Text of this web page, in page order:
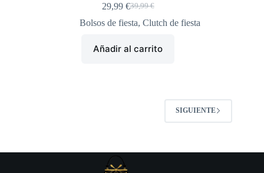
39,99€
El
precio
39,99 €.
29,99 €El
precio
29,99 €.
Bolsos de fiesta, Clutch de fiesta
Añadir al carrito
SIGUIENTE